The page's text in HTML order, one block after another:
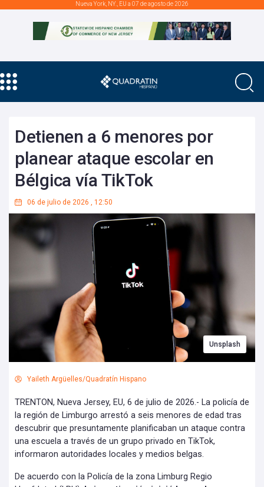
Nueva York, NY., EU a 07 de agosto de 2026
Detienen a 6 menores por
planear ataque escolar en
Bélgica vía TikTok
06 de julio de 2026 , 12:50
Unsplash
Yaileth Argüelles/Quadratín Hispano
TRENTON, Nueva Jersey, EU, 6 de julio de 2026.- La policía de
la región de Limburgo arrestó a seis menores de edad tras
descubrir que presuntamente planificaban un ataque contra
una escuela a través de un grupo privado en TikTok,
informaron autoridades locales y medios belgas.
De acuerdo con la Policía de la zona Limburg Regio